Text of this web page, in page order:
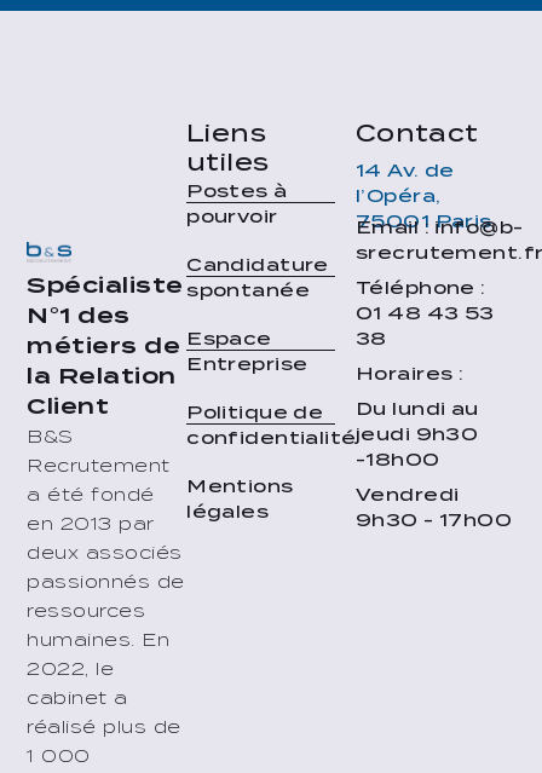
Spécialiste
N°1 des
métiers de
la Relation
Client
B&S
Recrutement
a été fondé
en 2013 par
deux associés
passionnés de
ressources
humaines. En
2022, le
cabinet a
réalisé plus de
1 000
Liens
utiles
Postes à
pourvoir
Candidature
spontanée
Espace
Entreprise
Politique de
confidentialité
Mentions
légales
Contact
14 Av. de
l’Opéra,
75001 Paris
Email : info@b-
Téléphone :
01 48 43 53
38
Horaires :
Du lundi au
jeudi 9h30
-18h00
Vendredi
9h30 - 17h00